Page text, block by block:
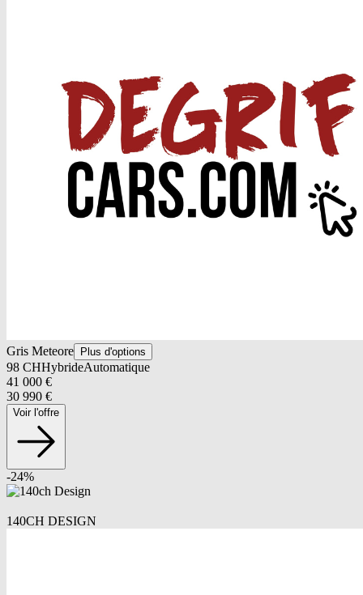
Gris Meteore Plus d'options
98 CHHybrideAutomatique
41 000 €
30 990 €
Voir l'offre
-24%
140CH DESIGN